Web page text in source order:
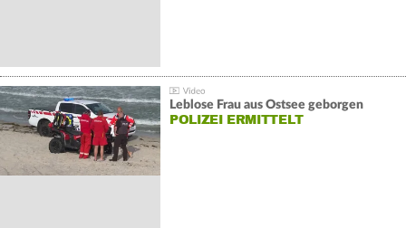
Leblose Frau aus Ostsee geborgen
POLIZEI ERMITTELT